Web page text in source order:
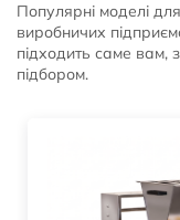
Популярні моделі
виробничих
підходить саме вам,
підбором.